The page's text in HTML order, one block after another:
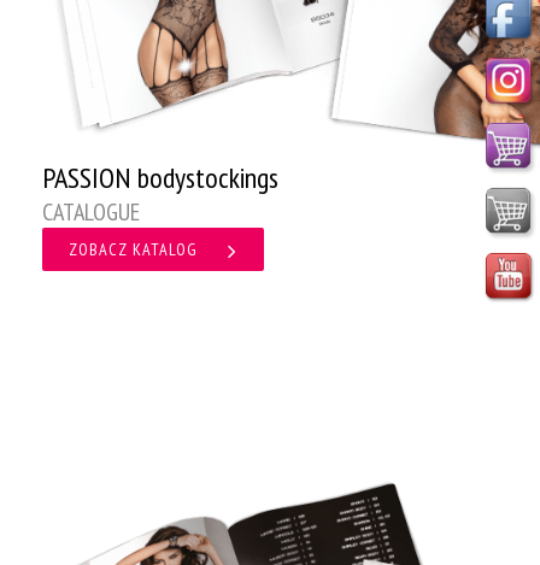
PASSION bodystockings
CATALOGUE
ZOBACZ KATALOG